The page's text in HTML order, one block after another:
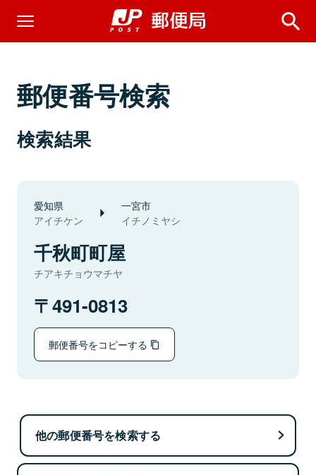
郵便番号検索
検索結果
愛知県
アイチケン
一宮市
イチノミヤシ
千秋町町屋
チアキチョウマチヤ
491-0813
郵便番号をコピーする
他の郵便番号を検索する